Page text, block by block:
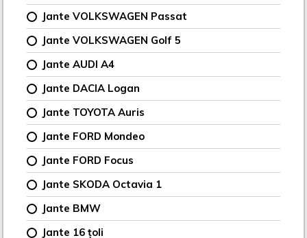
Jante VOLKSWAGEN Passat
Jante VOLKSWAGEN Golf 5
Jante AUDI A4
Jante DACIA Logan
Jante TOYOTA Auris
Jante FORD Mondeo
Jante FORD Focus
Jante SKODA Octavia 1
Jante BMW
Jante 16 țoli